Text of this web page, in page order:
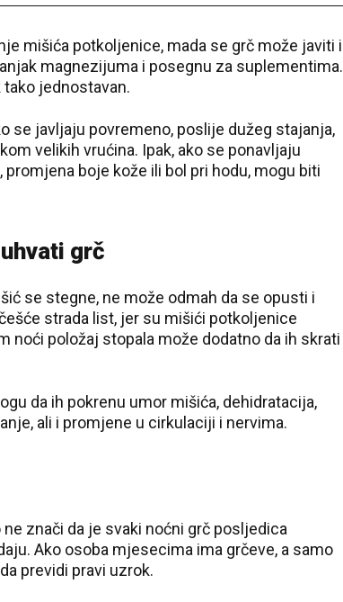
mišića potkoljenice, mada se grč može javiti i
magnezijuma i posegnu za suplementima.
jednostavan.
se javljaju povremeno, poslije dužeg stajanja,
velikih vrućina. Ipak, ako se ponavljaju
boje kože ili bol pri hodu, mogu biti
grč
se stegne, ne može odmah da se opusti i
strada list, jer su mišići potkoljenice
noći položaj stopala može dodatno da ih skrati
da ih pokrenu umor mišića, dehidratacija,
ali i promjene u cirkulaciji i nervima.
znači da je svaki noćni grč posljedica
Ako osoba mjesecima ima grčeve, a samo
previdi pravi uzrok.